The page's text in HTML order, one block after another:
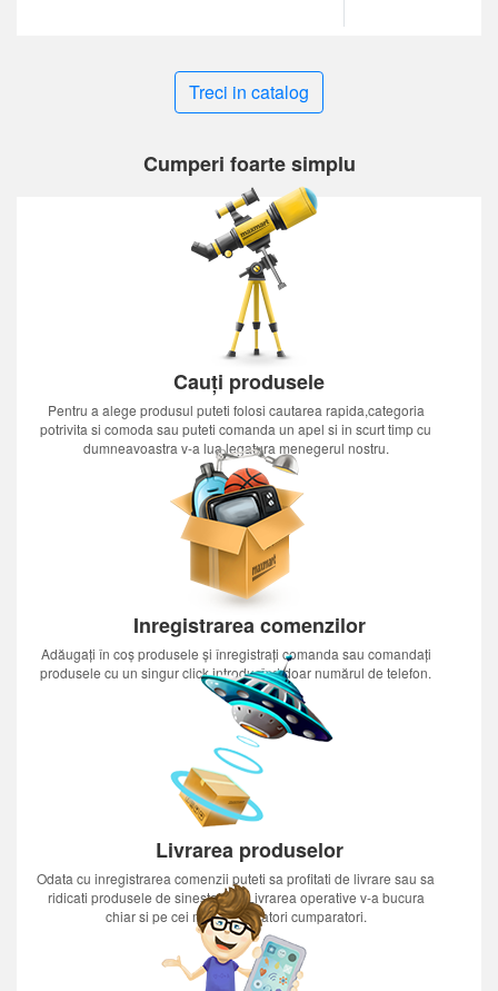
Treci in catalog
Cumperi foarte simplu
Cauți produsele
Pentru a alege produsul puteti folosi cautarea rapida,categoria
potrivita si comoda sau puteti comanda un apel si in scurt timp cu
dumneavoastra v-a lua legatura menegerul nostru.
Inregistrarea comenzilor
Adăugați în coș produsele și înregistrați comanda sau comandați
produsele cu un singur click introducînd doar numărul de telefon.
Livrarea produselor
Odata cu inregistrarea comenzii puteti sa profitati de livrare sau sa
ridicati produsele de sinestatator.Livrarea operative v-a bucura
chiar si pe cei mai nerabdatori cumparatori.